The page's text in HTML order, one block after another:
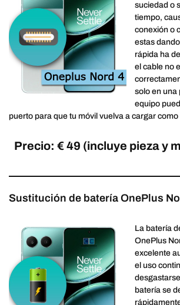
suciedad o
tiempo,
conexión o
estas
rápida ha
el cable no
solo en una
equipo
puerto para que tu móvil vuelva a cargar como
Precio: € 49 (incluye pieza y
Sustitución de batería OnePlus
La batería
OnePlus
excelente
el uso
batería se